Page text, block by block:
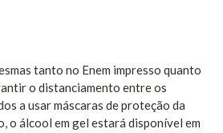
tanto no Enem impresso quanto
o distanciamento entre os
a usar máscaras de proteção da
o álcool em gel estará disponível em